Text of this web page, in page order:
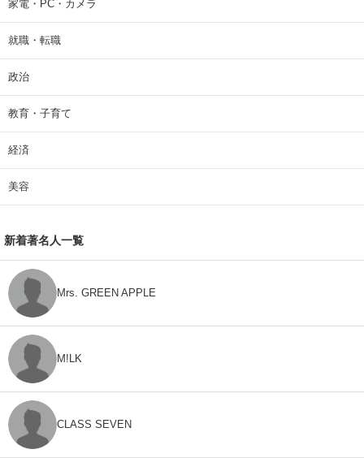
家電・PC・カメラ
就職・転職
政治
教育・子育て
経済
美容
新着著名人一覧
Mrs. GREEN APPLE
M!LK
CLASS SEVEN